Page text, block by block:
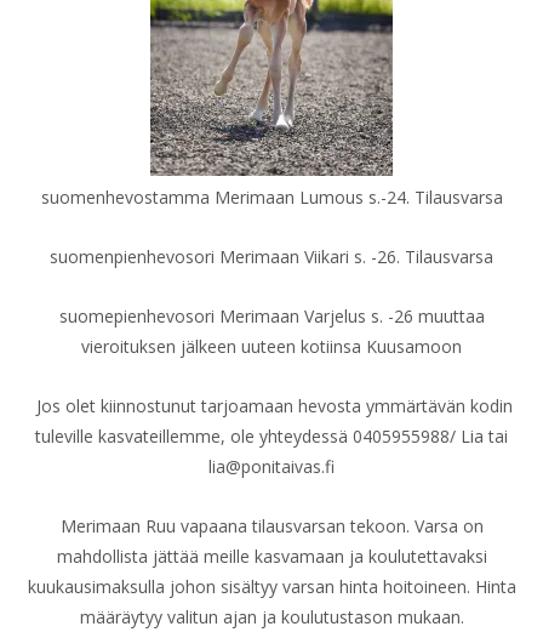
suomenhevostamma Merimaan Lumous s.-24. Tilausvarsa
suomenpienhevosori Merimaan Viikari s. -26. Tilausvarsa
suomepienhevosori Merimaan Varjelus s. -26 muuttaa
vieroituksen jälkeen uuteen kotiinsa Kuusamoon
Jos olet kiinnostunut tarjoamaan hevosta ymmärtävän kodin
tuleville kasvateillemme, ole yhteydessä 0405955988/ Lia tai
lia@ponitaivas.fi
Merimaan Ruu vapaana tilausvarsan tekoon. Varsa on
mahdollista jättää meille kasvamaan ja koulutettavaksi
kuukausimaksulla johon sisältyy varsan hinta hoitoineen. Hinta
määräytyy valitun ajan ja koulutustason mukaan.